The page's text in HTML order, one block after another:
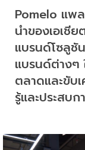
Pomelo แพ
นําของเอเชี
แบรนด์โซลูชั
แบรนด์ต่างๆ
ตลาดและขับ
รู้และประสบ